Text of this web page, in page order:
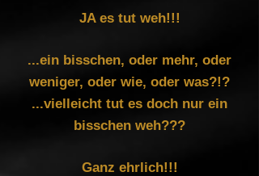
JA es tut weh!!!
...ein bisschen, oder mehr, oder
weniger, oder wie, oder was?!?
...vielleicht tut es doch nur ein
bisschen weh???
Ganz ehrlich!!!